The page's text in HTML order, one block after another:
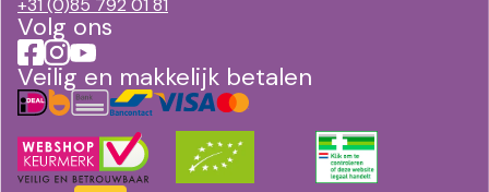
+31 (0)85 792 01 81
Volg ons
Veilig en makkelijk betalen